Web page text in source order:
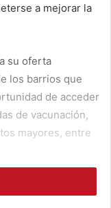
a mejorar la
su oferta
los barrios que
de acceder
de vacunación,
mayores, entre
afirmó: “a mí